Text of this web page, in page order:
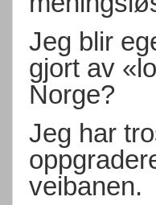
Jeg blir
gjort av
Norge?
Jeg har
veibanen.